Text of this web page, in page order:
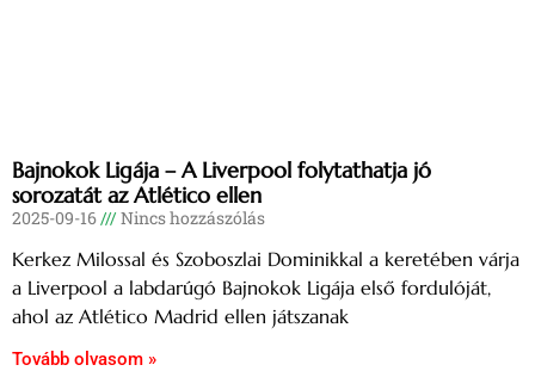
Bajnokok Ligája – A Liverpool folytathatja jó
sorozatát az Atlético ellen
2025-09-16 Nincs hozzászólás
Kerkez Milossal és Szoboszlai Dominikkal a keretében várja
a Liverpool a labdarúgó Bajnokok Ligája első fordulóját,
ahol az Atlético Madrid ellen játszanak
Tovább olvasom »